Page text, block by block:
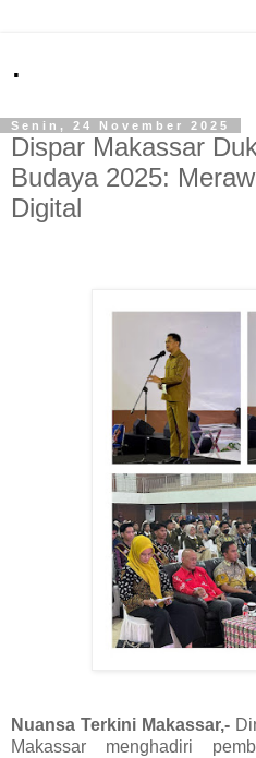
.
Senin, 24 November 2025
Dispar Makassar
Budaya 2025:
Digital
Nuansa Terkini Makassar,-
Makassar menghadiri